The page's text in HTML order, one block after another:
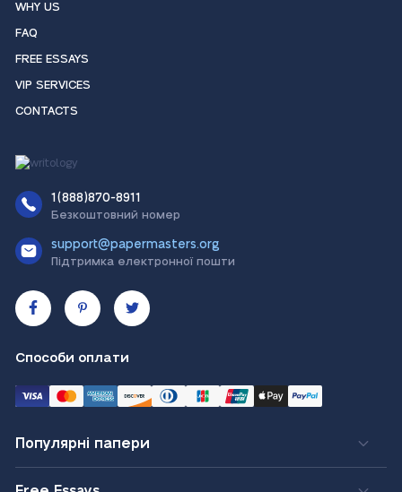
WHY US
FAQ
FREE ESSAYS
VIP SERVICES
CONTACTS
1(888)870-8911
Безкоштовний номер
support@papermasters.org
Підтримка електронної пошти
Способи оплати
Популярні папери